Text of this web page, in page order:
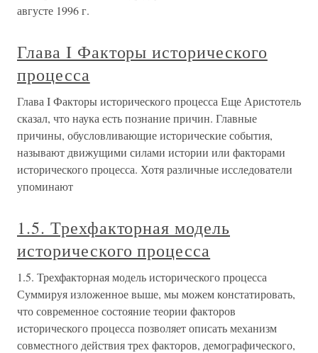
августе 1996 г.
Глава I Факторы исторического
процесса
Глава I Факторы исторического процесса Еще Аристотель
сказал, что наука есть познание причин. Главные
причины, обусловливающие исторические события,
называют движущими силами истории или факторами
исторического процесса. Хотя различные исследователи
упоминают
1.5. Трехфакторная модель
исторического процесса
1.5. Трехфакторная модель исторического процесса
Суммируя изложенное выше, мы можем констатировать,
что современное состояние теории факторов
исторического процесса позволяет описать механизм
совместного действия трех факторов, демографического,